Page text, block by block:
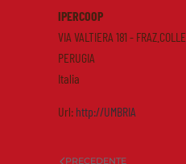
IPERCOOP
VIA VALTIERA 181 -
PERUGIA
Italia
Url: http://UMBRIA
PRECEDENTE